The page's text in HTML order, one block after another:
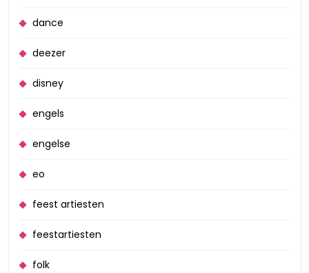
dance
deezer
disney
engels
engelse
eo
feest artiesten
feestartiesten
folk